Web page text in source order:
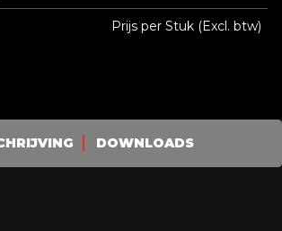
Prijs per Stuk (Excl. btw)
DOWNLOADS